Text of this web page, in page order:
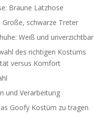
Braune Latzhose
Große, schwarze Treter
Weiß und unverzichtbar
des richtigen Kostüms
versus Komfort
und Verarbeitung
Goofy Kostüm zu tragen